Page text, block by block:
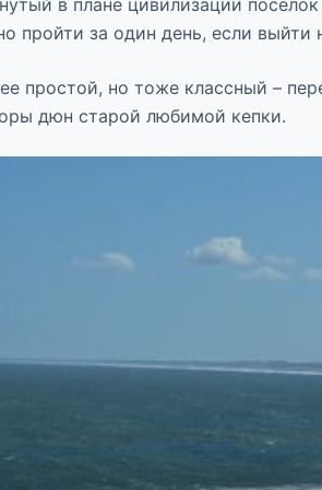
пройти за один день, если выйти
простой, но тоже классный –
дюн старой любимой кепки.